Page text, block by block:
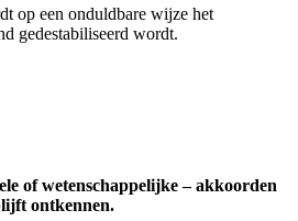
op een onduldbare wijze het
gedestabiliseerd wordt.
of wetenschappelijke – akkoorden
ontkennen.